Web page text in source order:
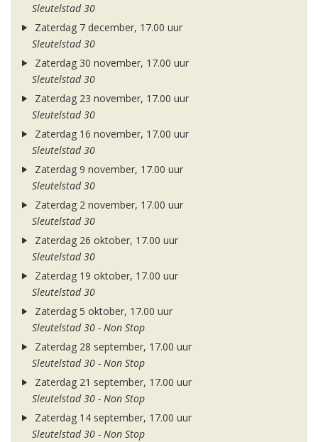
Sleutelstad 30
Zaterdag 7 december, 17.00 uur
Sleutelstad 30
Zaterdag 30 november, 17.00 uur
Sleutelstad 30
Zaterdag 23 november, 17.00 uur
Sleutelstad 30
Zaterdag 16 november, 17.00 uur
Sleutelstad 30
Zaterdag 9 november, 17.00 uur
Sleutelstad 30
Zaterdag 2 november, 17.00 uur
Sleutelstad 30
Zaterdag 26 oktober, 17.00 uur
Sleutelstad 30
Zaterdag 19 oktober, 17.00 uur
Sleutelstad 30
Zaterdag 5 oktober, 17.00 uur
Sleutelstad 30 - Non Stop
Zaterdag 28 september, 17.00 uur
Sleutelstad 30 - Non Stop
Zaterdag 21 september, 17.00 uur
Sleutelstad 30 - Non Stop
Zaterdag 14 september, 17.00 uur
Sleutelstad 30 - Non Stop